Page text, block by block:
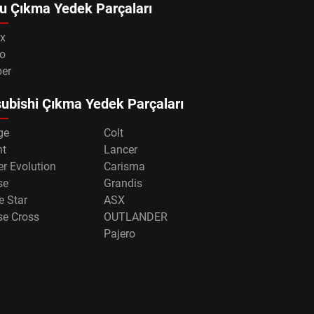
Çıkma Yedek Parçaları
Çıkma Yedek Parçaları
Colt
Lancer
Evolution
Carisma
Grandis
Star
ASX
Cross
OUTLANDER
Pajero